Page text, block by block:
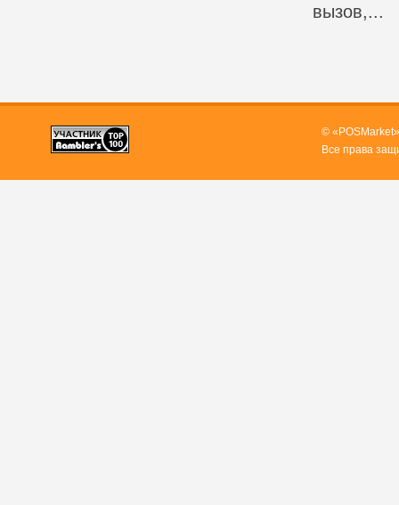
вызов,...
©
Все права